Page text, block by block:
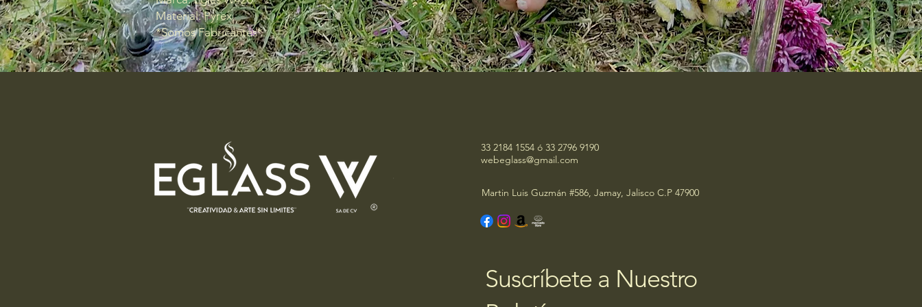
Material: Pyrex
*Somos Fabricantes*
33 2184 1554 ó 33 2796 9190
webeglass@gmail.com
Martin Luis Guzmán #586, Jamay, Jalisco C.P 47900
Suscríbete a Nuestro